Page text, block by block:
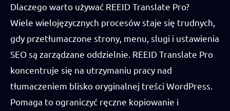
Dlaczego warto używać REEID Translate Pro?
Wiele wielojęzycznych procesów staje się trudnych,
gdy przetłumaczone strony, menu, slugi i ustawienia
SEO są zarządzane oddzielnie. REEID Translate Pro
koncentruje się na utrzymaniu pracy nad
tłumaczeniem blisko oryginalnej treści WordPress.
Pomaga to ograniczyć ręczne kopiowanie i